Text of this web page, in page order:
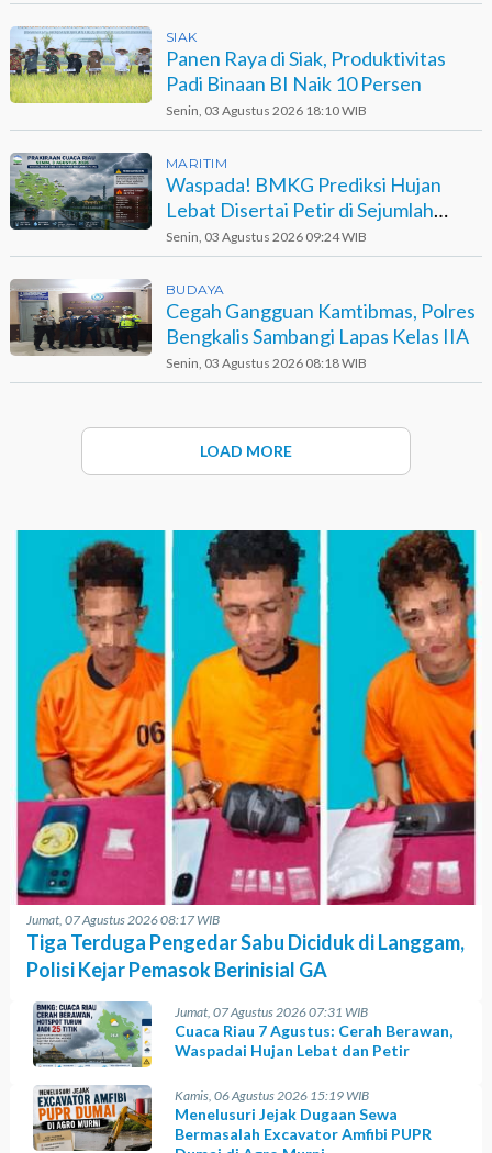
SIAK
Panen Raya di Siak, Produktivitas
Padi Binaan BI Naik 10 Persen
Senin, 03 Agustus 2026 18:10 WIB
MARITIM
Waspada! BMKG Prediksi Hujan
Lebat Disertai Petir di Sejumlah
Wilayah Riau
Senin, 03 Agustus 2026 09:24 WIB
BUDAYA
Cegah Gangguan Kamtibmas, Polres
Bengkalis Sambangi Lapas Kelas IIA
Senin, 03 Agustus 2026 08:18 WIB
LOAD MORE
Jumat, 07 Agustus 2026 08:17 WIB
Tiga Terduga Pengedar Sabu Diciduk di Langgam,
Polisi Kejar Pemasok Berinisial GA
Jumat, 07 Agustus 2026 07:31 WIB
Cuaca Riau 7 Agustus: Cerah Berawan,
Waspadai Hujan Lebat dan Petir
Kamis, 06 Agustus 2026 15:19 WIB
Menelusuri Jejak Dugaan Sewa
Bermasalah Excavator Amfibi PUPR